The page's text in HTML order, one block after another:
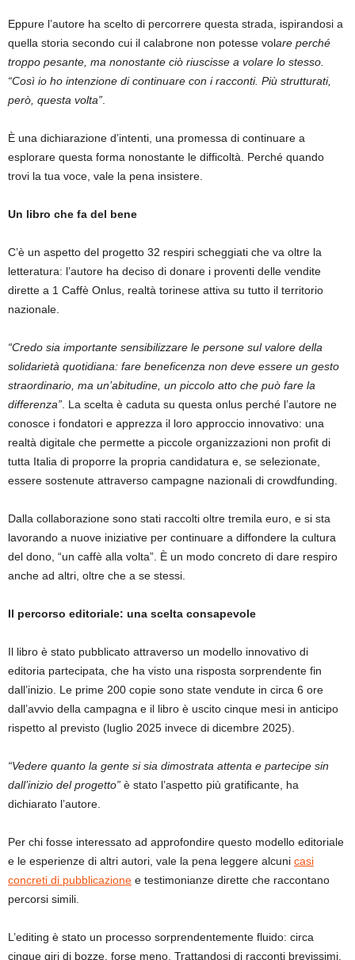
Eppure l’autore ha scelto di percorrere questa strada, ispirandosi a
quella storia secondo cui il calabrone non potesse volare perché
troppo pesante, ma nonostante ciò riuscisse a volare lo stesso.
“Così io ho intenzione di continuare con i racconti. Più strutturati,
però, questa volta”.
È una dichiarazione d’intenti, una promessa di continuare a
esplorare questa forma nonostante le difficoltà. Perché quando
trovi la tua voce, vale la pena insistere.
Un libro che fa del bene
C’è un aspetto del progetto 32 respiri scheggiati che va oltre la
letteratura: l’autore ha deciso di donare i proventi delle vendite
dirette a 1 Caffè Onlus, realtà torinese attiva su tutto il territorio
nazionale.
“Credo sia importante sensibilizzare le persone sul valore della
solidarietà quotidiana: fare beneficenza non deve essere un gesto
straordinario, ma un’abitudine, un piccolo atto che può fare la
differenza”. La scelta è caduta su questa onlus perché l’autore ne
conosce i fondatori e apprezza il loro approccio innovativo: una
realtà digitale che permette a piccole organizzazioni non profit di
tutta Italia di proporre la propria candidatura e, se selezionate,
essere sostenute attraverso campagne nazionali di crowdfunding.
Dalla collaborazione sono stati raccolti oltre tremila euro, e si sta
lavorando a nuove iniziative per continuare a diffondere la cultura
del dono, “un caffè alla volta”. È un modo concreto di dare respiro
anche ad altri, oltre che a se stessi.
Il percorso editoriale: una scelta consapevole
Il libro è stato pubblicato attraverso un modello innovativo di
editoria partecipata, che ha visto una risposta sorprendente fin
dall’inizio. Le prime 200 copie sono state vendute in circa 6 ore
dall’avvio della campagna e il libro è uscito cinque mesi in anticipo
rispetto al previsto (luglio 2025 invece di dicembre 2025).
“Vedere quanto la gente si sia dimostrata attenta e partecipe sin
dall’inizio del progetto” è stato l’aspetto più gratificante, ha
dichiarato l’autore.
Per chi fosse interessato ad approfondire questo modello editoriale
e le esperienze di altri autori, vale la pena leggere alcuni casi
concreti di pubblicazione e testimonianze dirette che raccontano
percorsi simili.
L’editing è stato un processo sorprendentemente fluido: circa
cinque giri di bozze, forse meno. Trattandosi di racconti brevissimi,